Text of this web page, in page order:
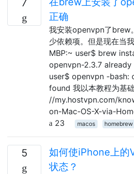
7
正确
我安装openvpn了brew
少依赖项。但是现在当
MBP:~ user$ brew
openvpn-2.3.7
user$ openvpn -bash:
found 我以本教程为基
//my.hostvpn.com/
on-Mac-OS-X-via-
23
macos homebrew
5
如何使iPhone上的
状态？